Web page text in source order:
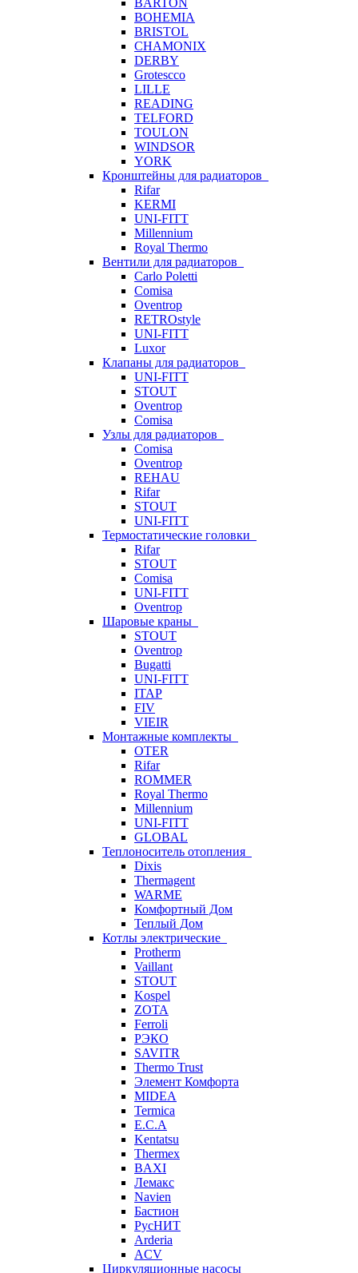
BARTON
BOHEMIA
BRISTOL
CHAMONIX
DERBY
Grotescco
LILLE
READING
TELFORD
TOULON
WINDSOR
YORK
Кронштейны для радиаторов
Rifar
KERMI
UNI-FITT
Millennium
Royal Thermo
Вентили для радиаторов
Carlo Poletti
Comisa
Oventrop
RETROstyle
UNI-FITT
Luxor
Клапаны для радиаторов
UNI-FITT
STOUT
Oventrop
Comisa
Узлы для радиаторов
Comisa
Oventrop
REHAU
Rifar
STOUT
UNI-FITT
Термостатические головки
Rifar
STOUT
Comisa
UNI-FITT
Oventrop
Шаровые краны
STOUT
Oventrop
Bugatti
UNI-FITT
ITAP
FIV
VIEIR
Монтажные комплекты
OTER
Rifar
ROMMER
Royal Thermo
Millennium
UNI-FITT
GLOBAL
Теплоноситель отопления
Dixis
Thermagent
WARME
Комфортный Дом
Теплый Дом
Котлы электрические
Protherm
Vaillant
STOUT
Kospel
ZOTA
Ferroli
РЭКО
SAVITR
Thermo Trust
Элемент Комфорта
MIDEA
Termica
E.C.A
Kentatsu
Thermex
BAXI
Лемакс
Navien
Бастион
РусНИТ
Arderia
ACV
Циркуляционные насосы